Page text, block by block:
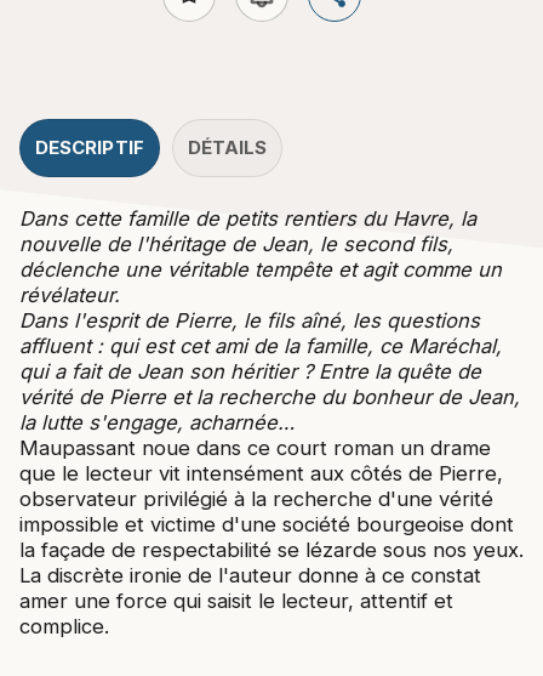
DESCRIPTIF DÉTAILS
Dans cette famille de petits rentiers du Havre, la
nouvelle de l'héritage de Jean, le second fils,
déclenche une véritable tempête et agit comme un
révélateur.
Dans l'esprit de Pierre, le fils aîné, les questions
affluent : qui est cet ami de la famille, ce Maréchal,
qui a fait de Jean son héritier ? Entre la quête de
vérité de Pierre et la recherche du bonheur de Jean,
la lutte s'engage, acharnée…
Maupassant noue dans ce court roman un drame
que le lecteur vit intensément aux côtés de Pierre,
observateur privilégié à la recherche d'une vérité
impossible et victime d'une société bourgeoise dont
la façade de respectabilité se lézarde sous nos yeux.
La discrète ironie de l'auteur donne à ce constat
amer une force qui saisit le lecteur, attentif et
complice.